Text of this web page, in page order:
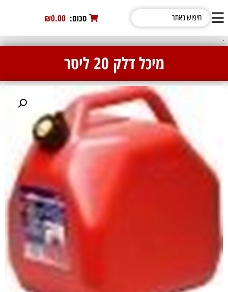
סכום: ₪0.00
מיכל דלק 20 ליטר